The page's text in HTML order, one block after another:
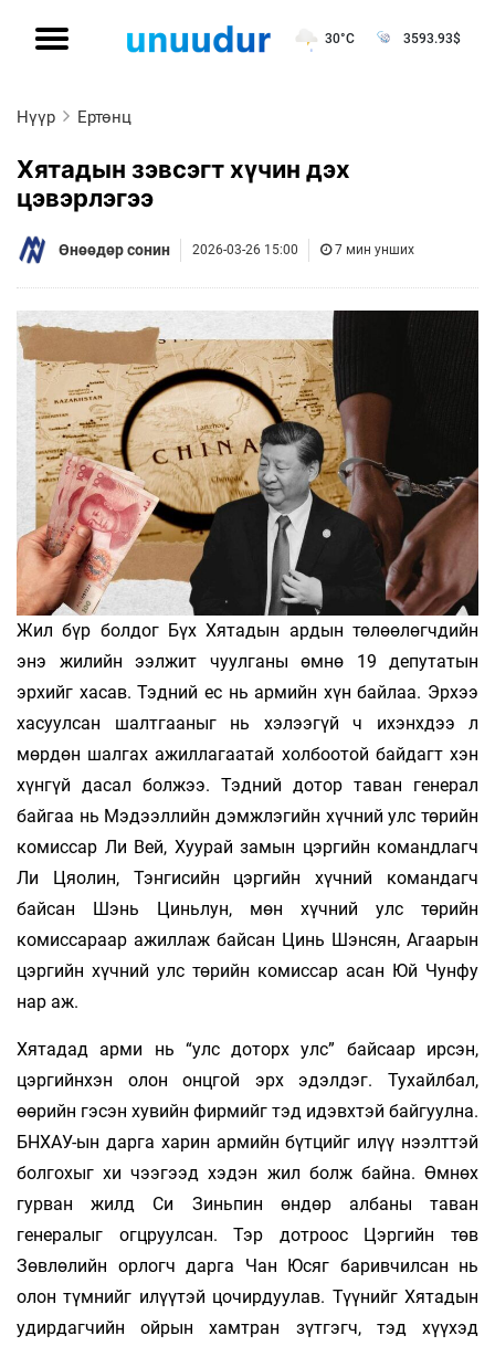
30°C 3593.93$
Нүүр Ертөнц
Хятадын зэвсэгт хүчин дэх
цэвэрлэгээ
Өнөөдөр сонин 2026-03-26 15:00 7 мин унших
Жил бүр болдог Бүх Хятадын ардын төлөөлөгчдийн
энэ жилийн ээлжит чуулганы өмнө 19 депутатын
эрхийг хасав. Тэдний ес нь армийн хүн байлаа. Эрхээ
хасуулсан шалтгааныг нь хэлээгүй ч ихэнхдээ л
мөрдөн шалгах ажиллагаатай холбоотой байдагт хэн
хүнгүй дасал болжээ. Тэдний дотор таван генерал
байгаа нь Мэдээллийн дэмжлэгийн хүчний улс төрийн
комиссар Ли Вей, Хуурай замын цэргийн командлагч
Ли Цяолин, Тэнгисийн цэргийн хүчний командагч
байсан Шэнь Циньлун, мөн хүчний улс төрийн
комиссараар ажиллаж байсан Цинь Шэнсян, Агаарын
цэргийн хүчний улс төрийн комиссар асан Юй Чунфу
нар аж.
Хятадад арми нь “улс доторх улс” байсаар ирсэн,
цэргийнхэн олон онцгой эрх эдэлдэг. Тухайлбал,
өөрийн гэсэн хувийн фирмийг тэд идэвхтэй байгуулна.
БНХАУ-ын дарга харин армийн бүтцийг илүү нээлттэй
болгохыг хи­ чээгээд хэдэн жил болж байна. Өмнөх
гурван жилд Си Зиньпин өндөр албаны таван
генералыг огцруулсан. Тэр дотроос Цэргийн төв
Зөвлөлийн орлогч дарга Чан Юсяг баривчилсан нь
олон түмнийг илүүтэй цочирдуулав. Түүнийг Хятадын
удирдагчийн ойрын хамтран зүтгэгч, тэд хүүхэд